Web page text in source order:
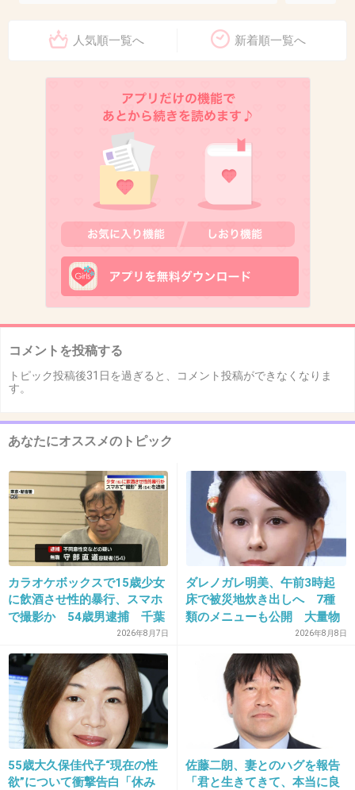
人気順一覧へ 新着順一覧へ
コメントを投稿する
トピック投稿後31日を過ぎると、コメント投稿ができなくなりま
す。
あなたにオススメのトピック
カラオケボックスで15歳少女
に飲酒させ性的暴行、スマホ
で撮影か 54歳男逮捕 千葉
2026年8月7日
ダレノガレ明美、午前3時起
床で被災地炊き出しへ 7種
類のメニューも公開 大量物
2026年8月8日
55歳大久保佳代子“現在の性
欲”について衝撃告白「休み
佐藤二朗、妻とのハグを報告
「君と生きてきて、本当に良